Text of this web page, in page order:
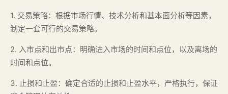
1. 交易策略：根据市场行情、技术分析和基本面分析等因素，
制定一套可行的交易策略。
2. 入市点和出市点：明确进入市场的时间和点位，以及离场的
时间和点位。
3. 止损和止盈：确定合适的止损和止盈水平，严格执行，保证